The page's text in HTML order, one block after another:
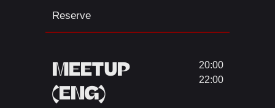
Reserve
20:00
22:00
MEETUP
(ENG)